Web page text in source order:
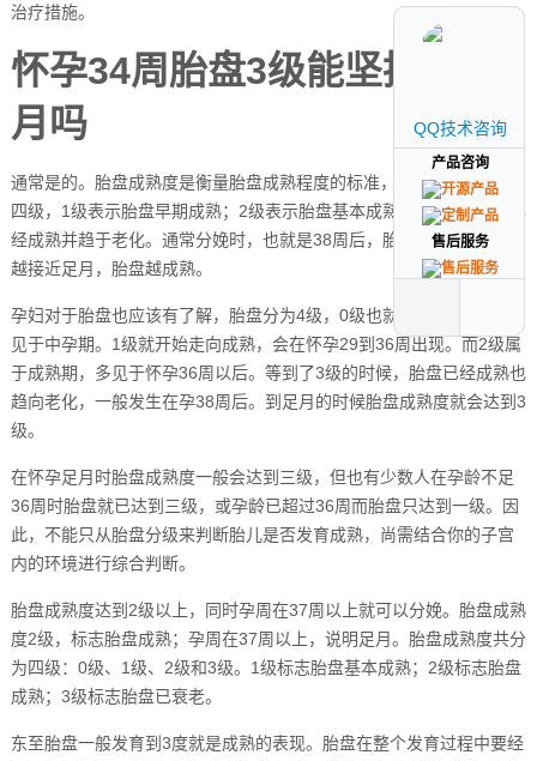
治疗措施。
怀孕34周胎盘3级能坚持到足
月吗
通常是的。胎盘成熟度是衡量胎盘成熟程度的标准，从0到3一共分为
四级，1级表示胎盘早期成熟；2级表示胎盘基本成熟；3级表示胎盘已
经成熟并趋于老化。通常分娩时，也就是38周后，胎盘成熟度为3级，
越接近足月，胎盘越成熟。
孕妇对于胎盘也应该有了解，胎盘分为4级，0级也就是没有成熟，多
见于中孕期。1级就开始走向成熟，会在怀孕29到36周出现。而2级属
于成熟期，多见于怀孕36周以后。等到了3级的时候，胎盘已经成熟也
趋向老化，一般发生在孕38周后。到足月的时候胎盘成熟度就会达到3
级。
在怀孕足月时胎盘成熟度一般会达到三级，但也有少数人在孕龄不足
36周时胎盘就已达到三级，或孕龄已超过36周而胎盘只达到一级。因
此，不能只从胎盘分级来判断胎儿是否发育成熟，尚需结合你的子宫
内的环境进行综合判断。
胎盘成熟度达到2级以上，同时孕周在37周以上就可以分娩。胎盘成熟
度2级，标志胎盘成熟；孕周在37周以上，说明足月。胎盘成熟度共分
为四级：0级、1级、2级和3级。1级标志胎盘基本成熟；2级标志胎盘
成熟；3级标志胎盘已衰老。
东至胎盘一般发育到3度就是成熟的表现。胎盘在整个发育过程中要经
QQ技术咨询
产品咨询
售后服务
QQ技术咨询
产品咨询
售后服务